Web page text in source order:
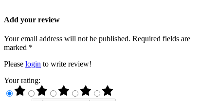
Add your review
Your email address will not be published. Required fields are
marked *
Please login to write review!
Your rating: